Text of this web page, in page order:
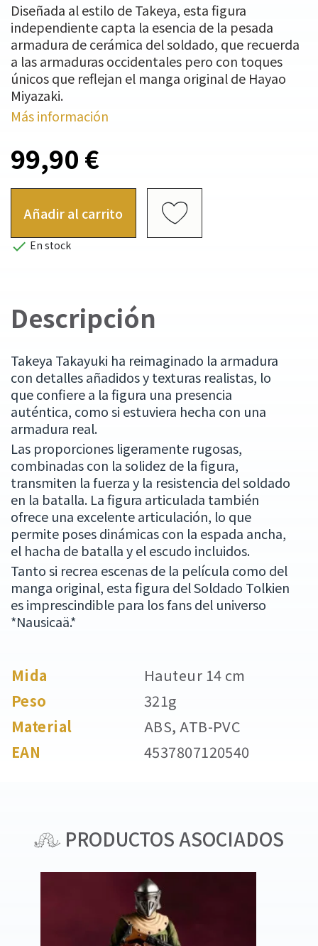
Diseñada al estilo de Takeya, esta figura
independiente capta la esencia de la pesada
armadura de cerámica del soldado, que recuerda
a las armaduras occidentales pero con toques
únicos que reflejan el manga original de Hayao
Miyazaki.
Más información
99,90 €
Añadir al carrito
 En stock
Descripción
Takeya Takayuki ha reimaginado la armadura
con detalles añadidos y texturas realistas, lo
que confiere a la figura una presencia
auténtica, como si estuviera hecha con una
armadura real.
Las proporciones ligeramente rugosas,
combinadas con la solidez de la figura,
transmiten la fuerza y la resistencia del soldado
en la batalla. La figura articulada también
ofrece una excelente articulación, lo que
permite poses dinámicas con la espada ancha,
el hacha de batalla y el escudo incluidos.
Tanto si recrea escenas de la película como del
manga original, esta figura del Soldado Tolkien
es imprescindible para los fans del universo
*Nausicaä.*
Mida
Hauteur 14 cm
Peso
321g
Material
ABS, ATB-PVC
EAN
4537807120540
PRODUCTOS ASOCIADOS